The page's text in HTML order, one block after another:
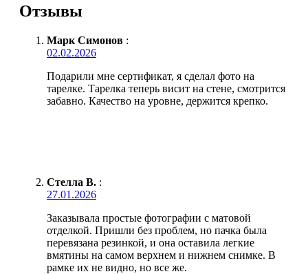
Отзывы
Марк Симонов :
02.02.2026
Подарили мне сертификат, я сделал фото на
тарелке. Тарелка теперь висит на стене, смотрится
забавно. Качество на уровне, держится крепко.
Стелла В. :
27.01.2026
Заказывала простые фотографии с матовой
отделкой. Пришли без проблем, но пачка была
перевязана резинкой, и она оставила легкие
вмятины на самом верхнем и нижнем снимке. В
рамке их не видно, но все же.